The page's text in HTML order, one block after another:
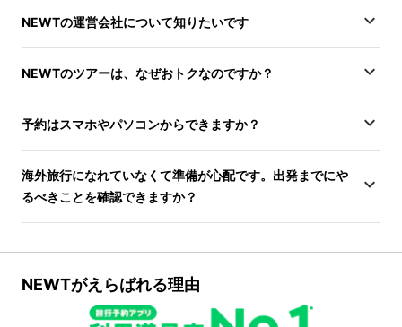
NEWTの運営会社について知りたいです
NEWTのツアーは、なぜおトクなのですか？
予約はスマホやパソコンからできますか？
海外旅行になれていなくて準備が心配です。出発までにや
るべきことを確認できますか？
NEWTがえらばれる理由